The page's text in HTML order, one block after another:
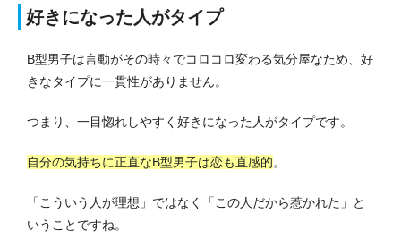
好きになった人がタイプ
B型男子は言動がその時々でコロコロ変わる気分屋なため、好
きなタイプに一貫性がありません。
つまり、一目惚れしやすく好きになった人がタイプです。
自分の気持ちに正直なB型男子は恋も直感的。
「こういう人が理想」ではなく「この人だから惹かれた」と
いうことですね。